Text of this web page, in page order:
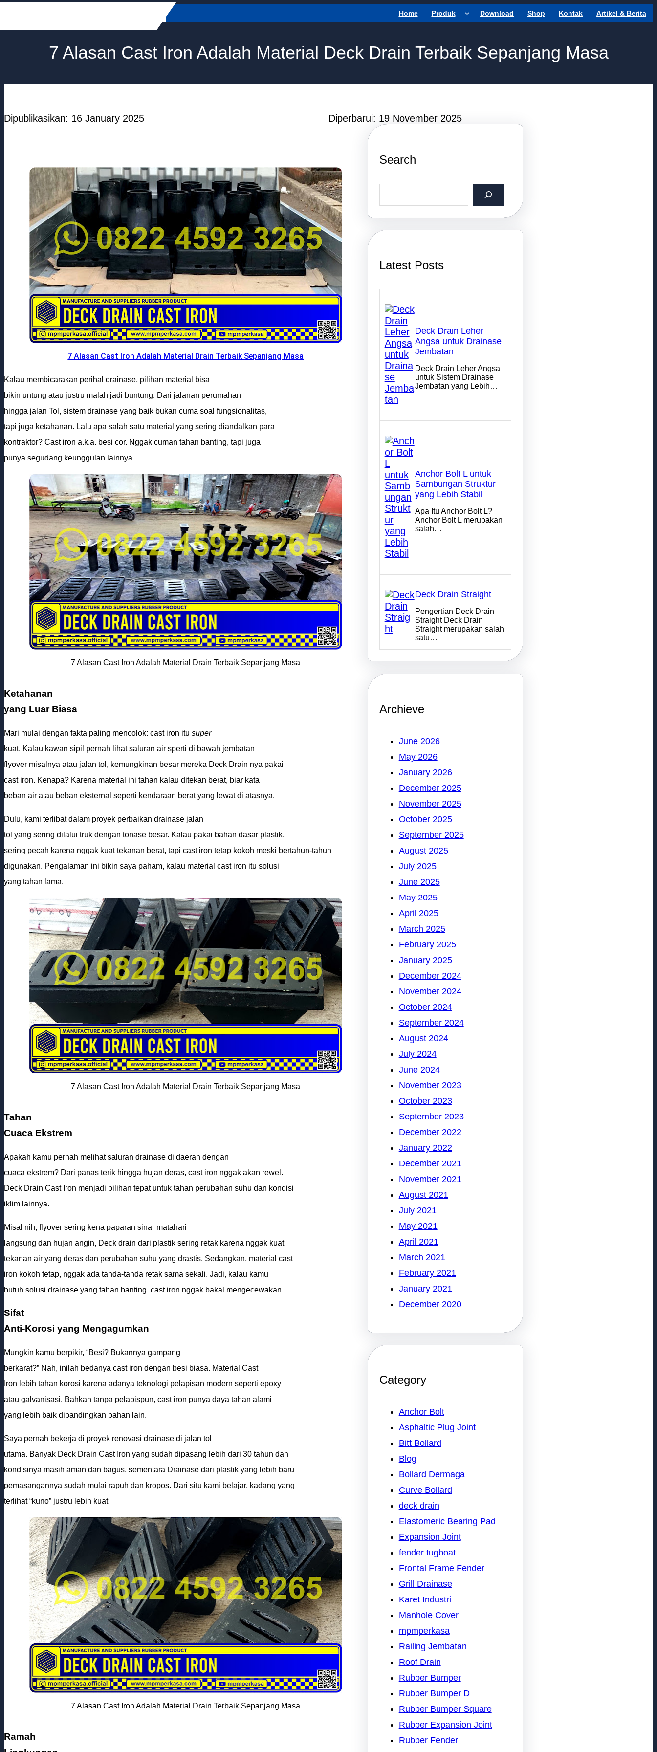
content
Home Produk Download Shop Kontak Artikel & Berita
7 Alasan Cast Iron Adalah Material Deck Drain Terbaik Sepanjang Masa
Dipublikasikan: 16 January 2025 Diperbarui: 19 November 2025
7 Alasan Cast Iron Adalah Material Drain Terbaik Sepanjang Masa
Kalau membicarakan perihal drainase, pilihan material bisa
bikin untung atau justru malah jadi buntung. Dari jalanan perumahan
hingga jalan Tol, sistem drainase yang baik bukan cuma soal fungsionalitas,
tapi juga ketahanan. Lalu apa salah satu material yang sering diandalkan para
kontraktor? Cast iron a.k.a. besi cor. Nggak cuman tahan banting, tapi juga
punya segudang keunggulan lainnya.
7 Alasan Cast Iron Adalah Material Drain Terbaik Sepanjang Masa
Ketahanan
yang Luar Biasa
Mari mulai dengan fakta paling mencolok: cast iron itu super
kuat. Kalau kawan sipil pernah lihat saluran air sperti di bawah jembatan
flyover misalnya atau jalan tol, kemungkinan besar mereka Deck Drain nya pakai
cast iron. Kenapa? Karena material ini tahan kalau ditekan berat, biar kata
beban air atau beban eksternal seperti kendaraan berat yang lewat di atasnya.
Dulu, kami terlibat dalam proyek perbaikan drainase jalan
tol yang sering dilalui truk dengan tonase besar. Kalau pakai bahan dasar plastik,
sering pecah karena nggak kuat tekanan berat, tapi cast iron tetap kokoh meski bertahun-tahun
digunakan. Pengalaman ini bikin saya paham, kalau material cast iron itu solusi
yang tahan lama.
7 Alasan Cast Iron Adalah Material Drain Terbaik Sepanjang Masa
Tahan
Cuaca Ekstrem
Apakah kamu pernah melihat saluran drainase di daerah dengan
cuaca ekstrem? Dari panas terik hingga hujan deras, cast iron nggak akan rewel.
Deck Drain Cast Iron menjadi pilihan tepat untuk tahan perubahan suhu dan kondisi
iklim lainnya.
Misal nih, flyover sering kena paparan sinar matahari
langsung dan hujan angin, Deck drain dari plastik sering retak karena nggak kuat
tekanan air yang deras dan perubahan suhu yang drastis. Sedangkan, material cast
iron kokoh tetap, nggak ada tanda-tanda retak sama sekali. Jadi, kalau kamu
butuh solusi drainase yang tahan banting, cast iron nggak bakal mengecewakan.
Sifat
Anti-Korosi yang Mengagumkan
Mungkin kamu berpikir, “Besi? Bukannya gampang
berkarat?” Nah, inilah bedanya cast iron dengan besi biasa. Material Cast
Iron lebih tahan korosi karena adanya teknologi pelapisan modern seperti epoxy
atau galvanisasi. Bahkan tanpa pelapispun, cast iron punya daya tahan alami
yang lebih baik dibandingkan bahan lain.
Saya pernah bekerja di proyek renovasi drainase di jalan tol
utama. Banyak Deck Drain Cast Iron yang sudah dipasang lebih dari 30 tahun dan
kondisinya masih aman dan bagus, sementara Drainase dari plastik yang lebih baru
pemasangannya sudah mulai rapuh dan kropos. Dari situ kami belajar, kadang yang
terlihat “kuno” justru lebih kuat.
7 Alasan Cast Iron Adalah Material Drain Terbaik Sepanjang Masa
Ramah
Search
c
Latest Posts
Deck Drain Leher
Angsa untuk Drainase
Jembatan
Deck Drain Leher Angsa
untuk Sistem Drainase
Jembatan yang Lebih…
Anchor Bolt L untuk
Sambungan Struktur
yang Lebih Stabil
Apa Itu Anchor Bolt L?
Anchor Bolt L merupakan
salah…
Deck Drain Straight
Pengertian Deck Drain
Straight Deck Drain
Straight merupakan salah
satu…
Archieve
June 2026
May 2026
January 2026
December 2025
November 2025
October 2025
September 2025
August 2025
July 2025
June 2025
May 2025
April 2025
March 2025
February 2025
January 2025
December 2024
November 2024
October 2024
September 2024
August 2024
July 2024
June 2024
November 2023
October 2023
September 2023
December 2022
January 2022
December 2021
November 2021
August 2021
July 2021
May 2021
April 2021
March 2021
February 2021
January 2021
December 2020
Category
Anchor Bolt
Asphaltic Plug Joint
Bitt Bollard
Blog
Bollard Dermaga
Curve Bollard
deck drain
Elastomeric Bearing Pad
Expansion Joint
fender tugboat
Frontal Frame Fender
Grill Drainase
Karet Industri
Manhole Cover
mpmperkasa
Railing Jembatan
Roof Drain
Rubber Bumper
Rubber Bumper D
Rubber Bumper Square
Rubber Expansion Joint
Rubber Fender